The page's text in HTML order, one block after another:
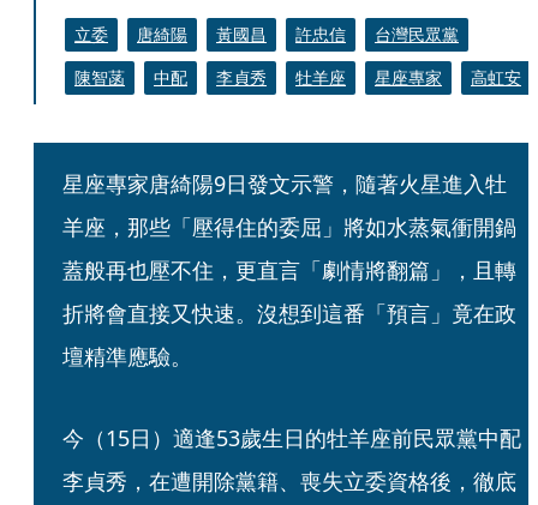
立委 唐綺陽 黃國昌 許忠信
台灣民眾黨
陳智菡
中配 李貞秀 牡羊座 星座專家 高虹安
星座專家唐綺陽9日發文示警，隨著火星進入牡
羊座，那些「壓得住的委屈」將如水蒸氣衝開鍋
蓋般再也壓不住，更直言「劇情將翻篇」，且轉
折將會直接又快速。沒想到這番「預言」竟在政
壇精準應驗。
今（15日）適逢53歲生日的牡羊座前民眾黨中配
李貞秀，在遭開除黨籍、喪失立委資格後，徹底